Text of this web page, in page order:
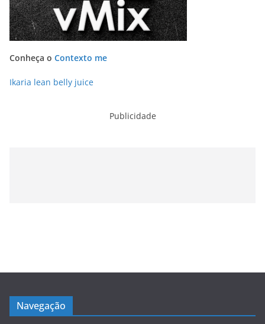
Conheça o Contexto me
Ikaria lean belly juice
Publicidade
Navegação